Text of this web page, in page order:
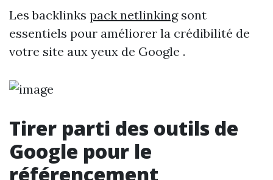
Les backlinks pack netlinkingsont
essentiels pour améliorer la crédibilité de
votre site aux yeux de Google .
Tirer parti des outils de
Google pour le
référencement